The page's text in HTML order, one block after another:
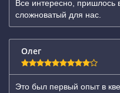
Все интересно, пришлось
сложноватый для нас.
Олег
Это был первый опыт в